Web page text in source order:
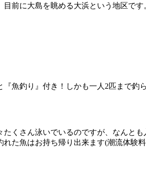
前に大島を眺める大浜という地区です
魚釣り』付き！しかも一人2匹まで釣
ん泳いでいるのですが、なんとも
た魚はお持ち帰り出来ます(潮流体験料